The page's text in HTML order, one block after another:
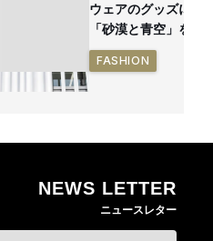
ドHDが緊急時
常時携行を
ウェアのグッズに
「砂漠と青空」を表
FASHION
NEWS LETTER
ニュースレター